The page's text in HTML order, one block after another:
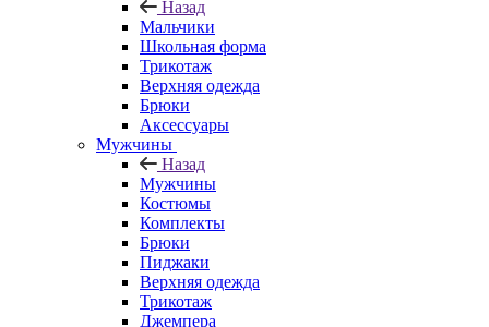
Назад
Мальчики
Школьная форма
Трикотаж
Верхняя одежда
Брюки
Аксессуары
Мужчины
Назад
Мужчины
Костюмы
Комплекты
Брюки
Пиджаки
Верхняя одежда
Трикотаж
Джемпера